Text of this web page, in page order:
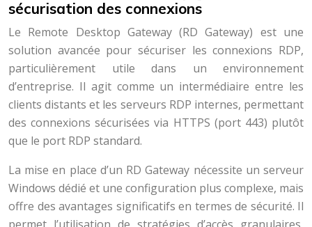
sécurisation des connexions
Le Remote Desktop Gateway (RD Gateway) est une
solution avancée pour sécuriser les connexions RDP,
particulièrement utile dans un environnement
d’entreprise. Il agit comme un intermédiaire entre les
clients distants et les serveurs RDP internes, permettant
des connexions sécurisées via HTTPS (port 443) plutôt
que le port RDP standard.
La mise en place d’un RD Gateway nécessite un serveur
Windows dédié et une configuration plus complexe, mais
offre des avantages significatifs en termes de sécurité. Il